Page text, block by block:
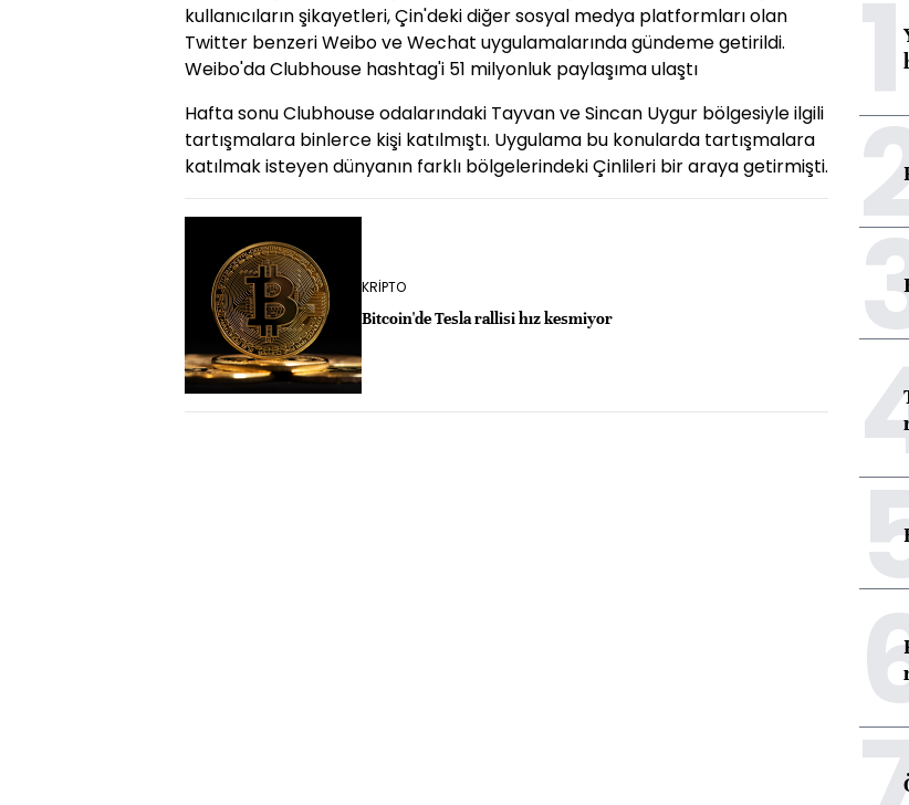
kullanıcıların şikayetleri, Çin'deki diğer sosyal medya platformları olan
Twitter benzeri Weibo ve Wechat uygulamalarında gündeme getirildi.
Weibo'da Clubhouse hashtag'i 51 milyonluk paylaşıma ulaştı
Hafta sonu Clubhouse odalarındaki Tayvan ve Sincan Uygur bölgesiyle ilgili
tartışmalara binlerce kişi katılmıştı. Uygulama bu konularda tartışmalara
katılmak isteyen dünyanın farklı bölgelerindeki Çinlileri bir araya getirmişti.
KRİPTO
Bitcoin'de Tesla rallisi hız kesmiyor
1